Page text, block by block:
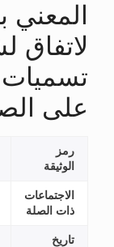
المعني
لاتفاق
تسميات
على
رمز
الوثيقة
الاجتماعات
ذات الصلة
تاريخ